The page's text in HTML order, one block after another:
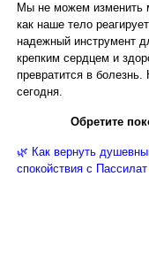
Мы не можем изменить
как наше тело
надежный инструмент
крепким сердцем и
превратится в
сегодня.
Обретите
🌿 Как вернуть
спокойствия с